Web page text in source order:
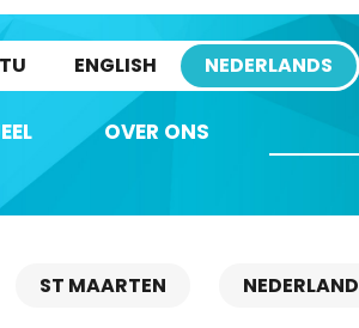
ENGLISH NEDERLANDS
OVER ONS
ST MAARTEN NEDERLAND